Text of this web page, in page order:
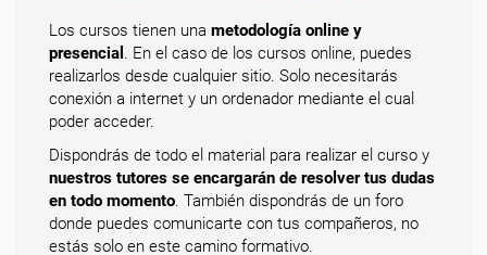
Los cursos tienen una metodología online y
presencial . En el caso de los cursos online, puedes
realizarlos desde cualquier sitio. Solo necesitarás
conexión a internet y un ordenador mediante el cual
poder acceder.
Dispondrás de todo el material para realizar el curso y
nuestros tutores se encargarán de resolver tus dudas
en todo momento. También dispondrás de un foro
donde puedes comunicarte con tus compañeros, no
estás solo en este camino formativo.